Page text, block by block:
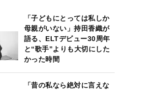
「子どもにとっては私しか
母親がいない」持田香織が
語る、ELTデビュー30周年
と“歌手”よりも大切にした
かった時間
「昔の私なら絶対に言えな